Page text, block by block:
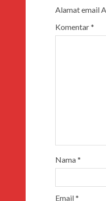
Alamat email
Komentar*
Nama*
Email*